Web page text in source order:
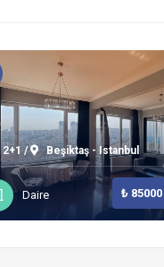
2+1 / Beşiktaş - Istanbul
Daire ₺ 85000